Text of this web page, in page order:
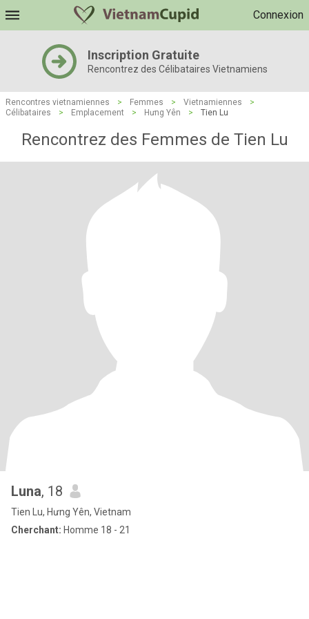
Connexion
Inscription Gratuite
Rencontrez des Célibataires Vietnamiens
Rencontres vietnamiennes > Femmes > Vietnamiennes
>
Célibataires
> Emplacement > Hưng Yên > Tien Lu
Rencontrez des Femmes de Tien Lu
Luna, 18
Tien Lu, Hưng Yên, Vietnam
Cherchant: Homme 18 - 21